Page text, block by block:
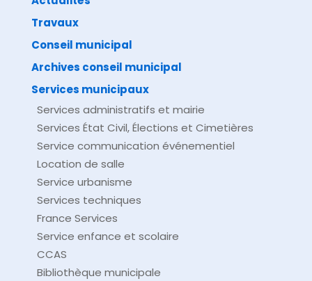
Direction de l'information légale et administrative
Travaux
Conseil municipal
Archives conseil municipal
Services municipaux
Services administratifs et mairie
Services État Civil, Élections et Cimetières
Service communication événementiel
Location de salle
Service urbanisme
Services techniques
France Services
Service enfance et scolaire
CCAS
Bibliothèque municipale